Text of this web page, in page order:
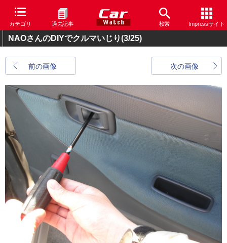
カテゴリ 過去記事 検索 Impressサイト
NAOさんのDIYでクルマいじり(3/25)
前の画像 次の画像